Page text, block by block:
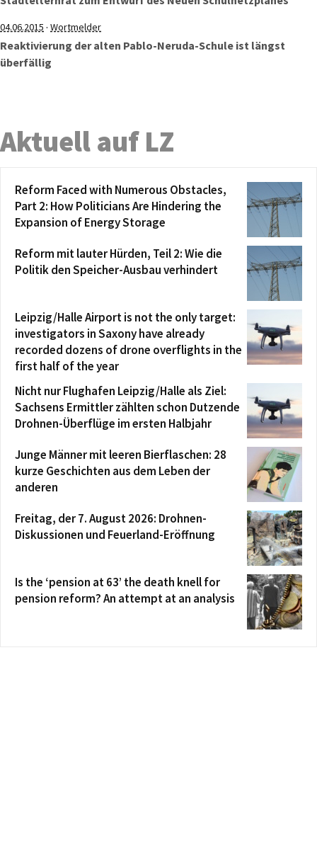
04.06.2015 · Wortmelder
Reaktivierung der alten Pablo-Neruda-Schule ist längst
überfällig
Aktuell auf LZ
Reform Faced with Numerous Obstacles,
Part 2: How Politicians Are Hindering the
Expansion of Energy Storage
Reform mit lauter Hürden, Teil 2: Wie die
Politik den Speicher-Ausbau verhindert
Leipzig/Halle Airport is not the only target:
investigators in Saxony have already
recorded dozens of drone overflights in the
first half of the year
Nicht nur Flughafen Leipzig/Halle als Ziel:
Sachsens Ermittler zählten schon Dutzende
Drohnen-Überflüge im ersten Halbjahr
Junge Männer mit leeren Bierflaschen: 28
kurze Geschichten aus dem Leben der
anderen
Freitag, der 7. August 2026: Drohnen-
Diskussionen und Feuerland-Eröffnung
Is the ‘pension at 63’ the death knell for
pension reform? An attempt at an analysis